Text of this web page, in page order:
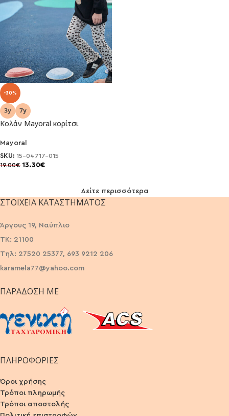
-30%
Κολάν Mayoral κορίτσι
Mayoral
SKU: 15-04717-015
19.00€ 13.30€
Δείτε περισσότερα
ΣΤΟΙΧΕΊΑ ΚΑΤΑΣΤΉΜΑΤΟΣ
Άργους 19, Ναύπλιο
ΤΚ: 21100
Τηλ: 27520 25377, 693 9212 206
karamela77@yahoo.com
ΠΑΡΆΔΟΣΗ ΜΕ
ΠΛΗΡΟΦΟΡΙΕΣ
Όροι χρήσης
Τρόποι πληρωμής
Τρόποι αποστολής